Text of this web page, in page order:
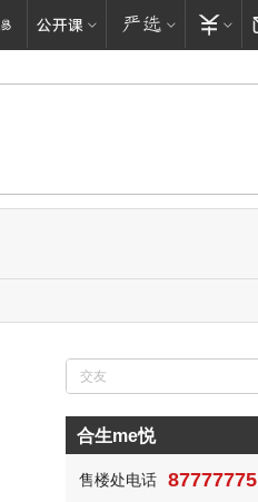
合生me悦
售楼处电话 87777775
胡先生:150****0731